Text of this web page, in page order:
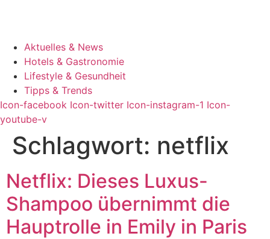
Aktuelles & News
Hotels & Gastronomie
Lifestyle & Gesundheit
Tipps & Trends
Icon-facebook Icon-twitter Icon-instagram-1 Icon-
youtube-v
Schlagwort: netflix
Netflix: Dieses Luxus-
Shampoo übernimmt die
Hauptrolle in Emily in Paris